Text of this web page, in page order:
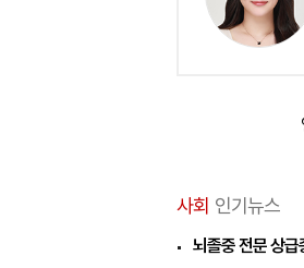
사회 인기뉴스
뇌졸중 전문 상